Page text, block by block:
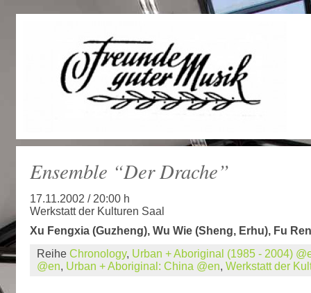
Ensemble “Der Drache”
17.11.2002 / 20:00 h
Werkstatt der Kulturen Saal
Xu Fengxia (Guzheng), Wu Wie (Sheng, Erhu), Fu
Reihe Chronology, Urban + Aboriginal (1985 - 2004)
@en, Urban + Aboriginal: China @en, Werkstatt der